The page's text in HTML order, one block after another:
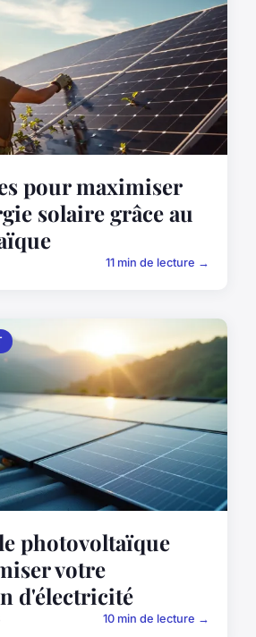
pour maximiser
solaire grâce au
11 min de lecture →
photovoltaïque
votre
d'électricité
10 min de lecture →